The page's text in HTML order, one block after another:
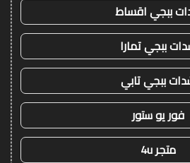
ببجي اقساط
ببجي تمارا
ببجي تابي
فور يو ستور
متجر 4u